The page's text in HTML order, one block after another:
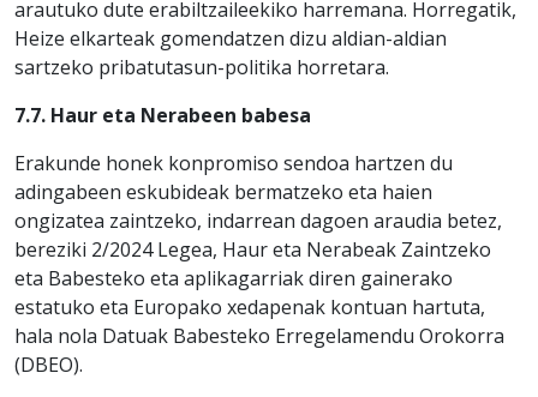
arautuko dute erabiltzaileekiko harremana. Horregatik,
Heize elkarteak gomendatzen dizu aldian-aldian
sartzeko pribatutasun-politika horretara.
7.7. Haur eta Nerabeen babesa
Erakunde honek konpromiso sendoa hartzen du
adingabeen eskubideak bermatzeko eta haien
ongizatea zaintzeko, indarrean dagoen araudia betez,
bereziki 2/2024Legea, Haur eta Nerabeak Zaintzeko
eta Babesteko eta aplikagarriak diren gainerako
estatuko eta Europako xedapenak kontuan hartuta,
hala nola Datuak Babesteko Erregelamendu Orokorra
(DBEO).